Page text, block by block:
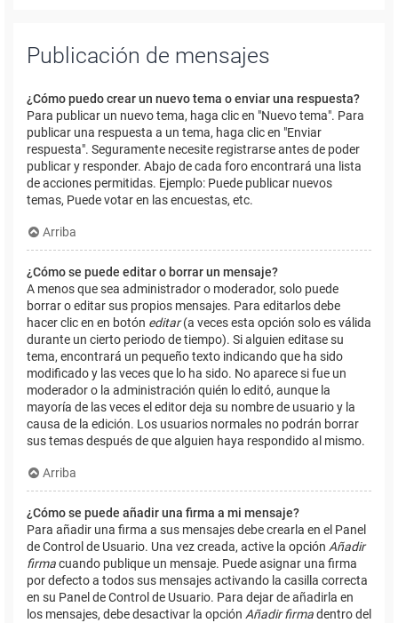
Publicación de mensajes
¿Cómo puedo crear un nuevo tema o enviar una respuesta?
Para publicar un nuevo tema, haga clic en "Nuevo tema". Para
publicar una respuesta a un tema, haga clic en "Enviar
respuesta". Seguramente necesite registrarse antes de poder
publicar y responder. Abajo de cada foro encontrará una lista
de acciones permitidas. Ejemplo: Puede publicar nuevos
temas, Puede votar en las encuestas, etc.
Arriba
¿Cómo se puede editar o borrar un mensaje?
A menos que sea administrador o moderador, solo puede
borrar o editar sus propios mensajes. Para editarlos debe
hacer clic en en botón editar(a veces esta opción solo es válida
durante un cierto periodo de tiempo). Si alguien editase su
tema, encontrará un pequeño texto indicando que ha sido
modificado y las veces que lo ha sido. No aparece si fue un
moderador o la administración quién lo editó, aunque la
mayoría de las veces el editor deja su nombre de usuario y la
causa de la edición. Los usuarios normales no podrán borrar
sus temas después de que alguien haya respondido al mismo.
Arriba
¿Cómo se puede añadir una firma a mi mensaje?
Para añadir una firma a sus mensajes debe crearla en el Panel
de Control de Usuario. Una vez creada, active la opción Añadir
firmacuando publique un mensaje. Puede asignar una firma
por defecto a todos sus mensajes activando la casilla correcta
en su Panel de Control de Usuario. Para dejar de añadirla en
los mensajes, debe desactivar la opción Añadir firmadentro del